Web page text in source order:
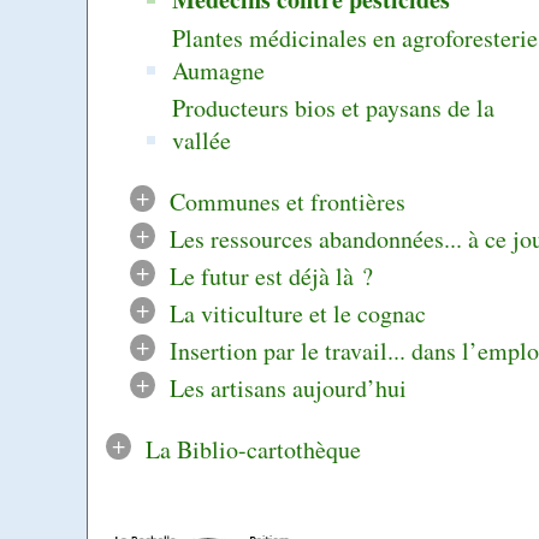
Plantes médicinales en
Aumagne
Producteurs bios et paysans de la
vallée
+
Communes et frontières
+
Les ressources abandonnées... à ce
+
Le futur est déjà là ?
+
La viticulture et le cognac
+
Insertion par le travail... dans
+
Les artisans aujourd’hui
+
La Biblio-cartothèque